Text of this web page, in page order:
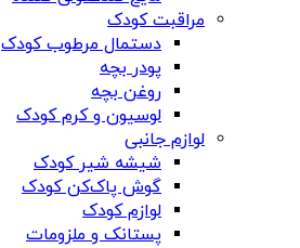
مراقبت کودک
دستمال مرطوب کودک
پودر بچه
روغن بچه
لوسیون و کرم کودک
لوازم جانبی
شیشه شیر کودک
گوش پاک‌کن کودک
لوازم کودک
پستانک و ملزومات